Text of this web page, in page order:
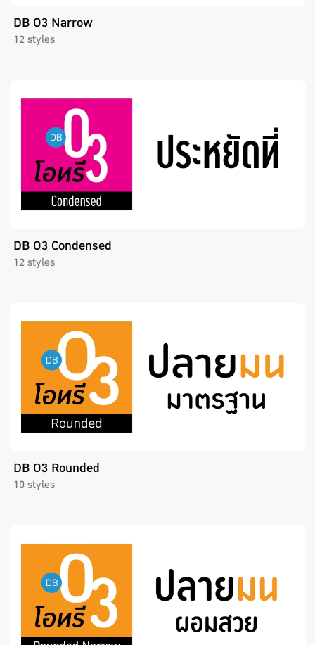
DB O3 Narrow
12 styles
DB O3 Condensed
12 styles
DB O3 Rounded
10 styles